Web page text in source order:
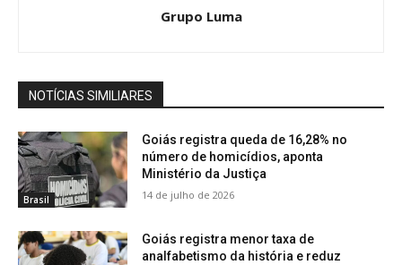
Grupo Luma
NOTÍCIAS SIMILIARES
Brasil
Goiás registra queda de 16,28% no
número de homicídios, aponta
Ministério da Justiça
14 de julho de 2026
Goiás registra menor taxa de
analfabetismo da história e reduz